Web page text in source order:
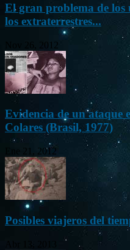
El gran problema de los
los extraterrestres...
Nov 26, 2012
Evidencia de un ataque
Colares (Brasil, 1977)
Ene 21, 2012
Posibles viajeros del
Abr 13, 2013